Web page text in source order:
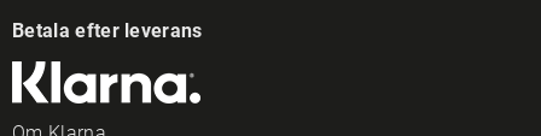
Betala efter leverans